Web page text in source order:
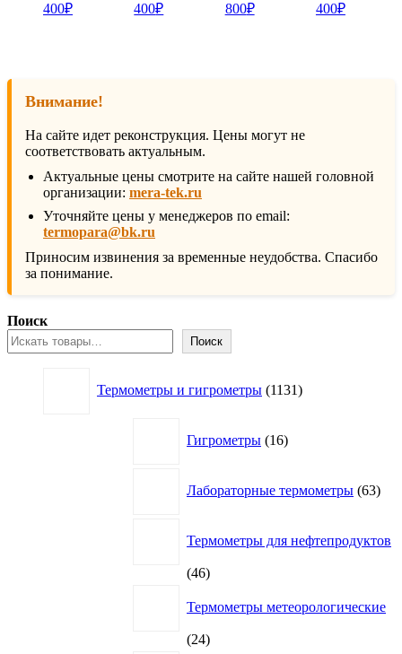
400₽ 400₽ 800₽ 400₽
Внимание!
На сайте идет реконструкция. Цены могут не
соответствовать актуальным.
Актуальные цены смотрите на сайте нашей головной
организации: mera-tek.ru
Уточняйте цены у менеджеров по email:
termopara@bk.ru
Приносим извинения за временные неудобства. Спасибо
за понимание.
Поиск
Поиск
Термометры и гигрометры 1131товар
Гигрометры 16товаров
Лабораторные термометры 63
Термометры для нефтепродуктов
4646
Термометры метеорологические
2424